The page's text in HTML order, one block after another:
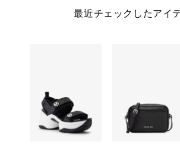
最近チェックしたアイ